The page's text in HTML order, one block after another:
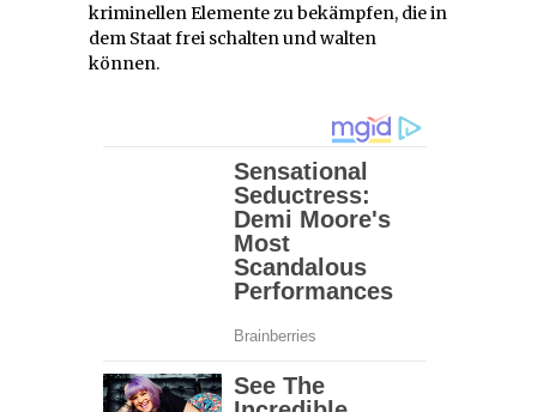
kriminellen Elemente zu bekämpfen, die in
dem Staat frei schalten und walten
können.